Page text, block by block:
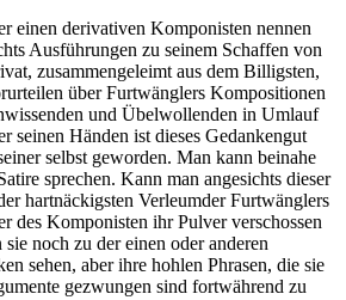
einen derivativen Komponisten nennen
Ausführungen zu seinem Schaffen von
zusammengeleimt aus dem Billigsten,
über Furtwänglers Kompositionen
und Übelwollenden in Umlauf
seinen Händen ist dieses Gedankengut
selbst geworden. Man kann beinahe
sprechen. Kann man angesichts dieser
hartnäckigsten Verleumder Furtwänglers
des Komponisten ihr Pulver verschossen
noch zu der einen oder anderen
sehen, aber ihre hohlen Phrasen, die sie
gezwungen sind fortwährend zu